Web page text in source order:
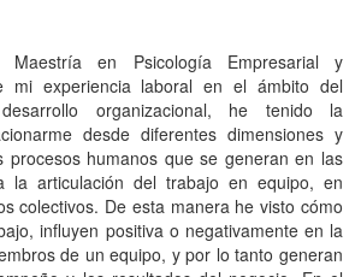
en Psicología Empresarial y
mi experiencia laboral en el ámbito del
organizacional, he tenido la
desde diferentes dimensiones y
procesos humanos que se generan en las
la articulación del trabajo en equipo, en
colectivos. De esta manera he visto cómo
influyen positiva o negativamente en la
de un equipo, y por lo tanto generan